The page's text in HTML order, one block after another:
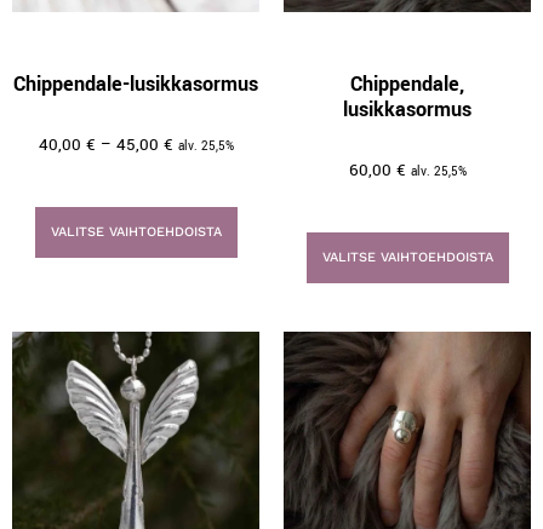
Chippendale-lusikkasormus
40,00 € – 45,00 € alv. 25,5%
VALITSE VAIHTOEHDOISTA
Chippendale,
lusikkasormus
60,00 € alv. 25,5%
VALITSE VAIHTOEHDOISTA